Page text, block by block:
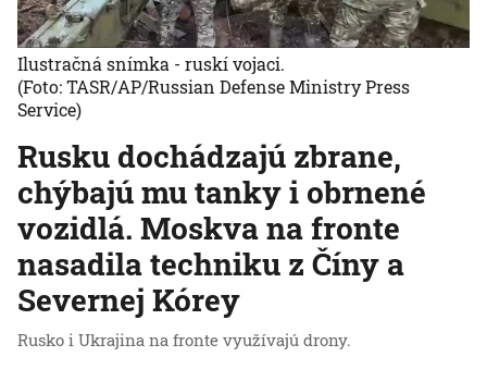
Rusku dochádzajú zbrane,
chýbajú mu tanky i obrnené
vozidlá. Moskva na fronte
nasadila techniku z Číny a
Severnej Kórey
Rusko i Ukrajina na fronte využívajú drony.
Ilustračná snímka - ruskí vojaci.
(Foto: TASR/AP/Russian Defense Ministry Press
Service)